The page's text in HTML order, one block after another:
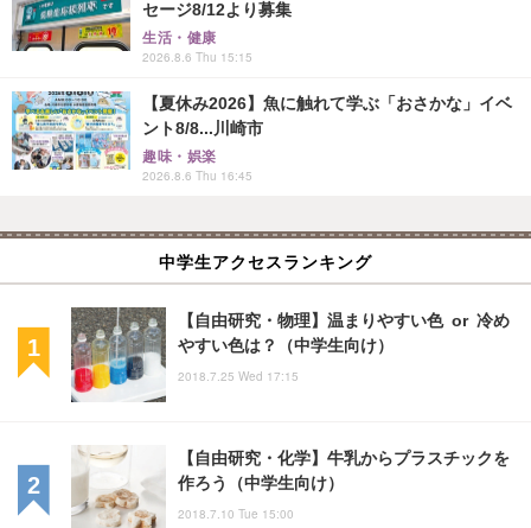
セージ8/12より募集
生活・健康
2026.8.6 Thu 15:15
【夏休み2026】魚に触れて学ぶ「おさかな」イベ
ント8/8...川崎市
趣味・娯楽
2026.8.6 Thu 16:45
中学生アクセスランキング
【自由研究・物理】温まりやすい色 or 冷め
やすい色は？（中学生向け）
2018.7.25 Wed 17:15
【自由研究・化学】牛乳からプラスチックを
作ろう（中学生向け）
2018.7.10 Tue 15:00